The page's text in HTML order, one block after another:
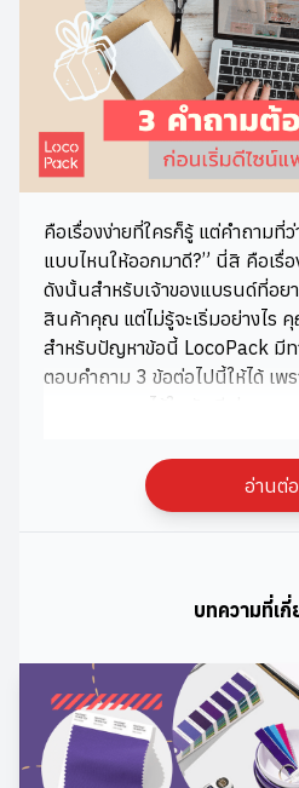
คือเรื่องง่ายที่ใครก็รู้ แต่คำถามที่ว่า “จะออกแบบแพคเกจจิ้ง
แบบไหนให้ออกมาดี?” นี่สิ คือเรื่องยาก ที่คุณต้องหาคำตอบ
ดังนั้นสำหรับเจ้าของแบรนด์ที่อย
สินค้าคุณ แต่ไม่รู้จะเริ่มอย่างไร
สำหรับปัญหาข้อนี้ LocoPack มีท
ตอบคำถาม 3 ข้อต่อไปนี้ให้ได้ เพ
คุณคืออะไร?ก่อนอื่นเพื่อกำหนด
จิ้ง ลองพิจารณากันก่อนครับ ว่า
แข็งแรง รองรับการกระแทกขณะขนส่ง สินค้ารูปทร
เลือกใช้กล่องรูปทรงธรรมดา 2.
หญิง เด็กเล็ก หรือผู้ใหญ่ ใครคือ
เพราะกลุ่มคนแต่ละกลุ่ม ย่อมถูก
เกจจิ้งที่แตกต่างกัน ในขณะที่แพคเกจจิ้งสำหรับกลุ่มลูกค้า
อ่านต่อ
บทความที่เกี่